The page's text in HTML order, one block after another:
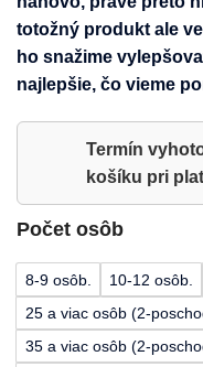
totožný produkt ale
ho snažime
najlepšie, čo vieme
Termín
košíku pri
Počet osôb
8-9 osôb. 10-12 osôb.
25 a viac osôb (2-
35 a viac osôb (2-